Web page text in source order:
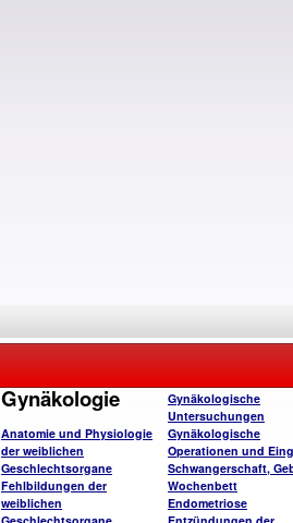
Gynäkologie
Anatomie und Physiologie
der weiblichen
Geschlechtsorgane
Fehlbildungen der
weiblichen
Gynäkologische
Untersuchungen
Gynäkologische
Operationen und
Schwangerschaft,
Wochenbett
Endometriose